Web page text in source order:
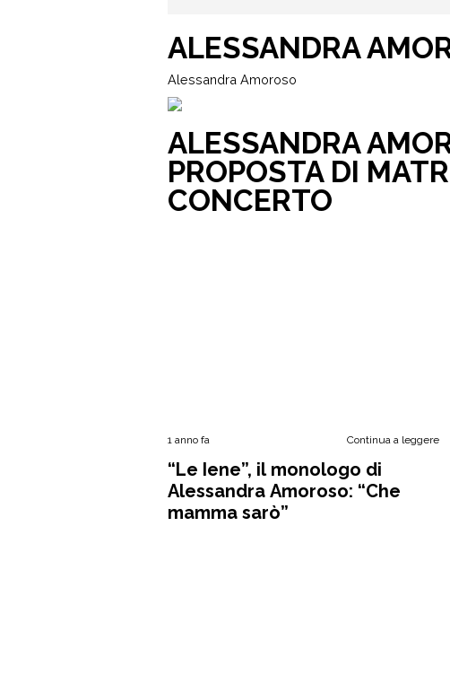
ALESSANDRA
Alessandra Amoroso
ALESSANDRA
PROPOSTA DI
CONCERTO
1 anno fa Continua a leggere
“Le Iene”, il monologo di
Alessandra Amoroso: “Che
mamma sarò”